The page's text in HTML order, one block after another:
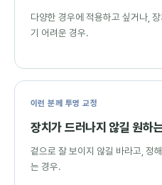
다양한 경우에 적용하고 싶거나,
기 어려운 경우.
이런 분께 투명 교정
장치가 드러나지 않길 원하
겉으로 잘 보이지 않길 바라고, 정
는 경우.